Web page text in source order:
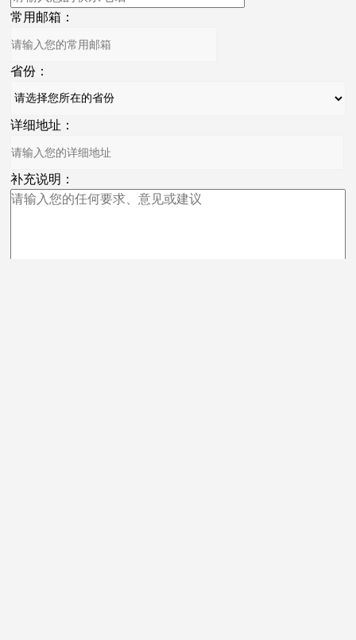
常用邮箱：
省份：
详细地址：
补充说明：